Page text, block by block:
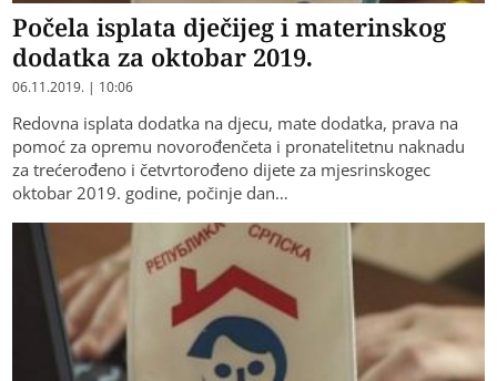
Počela isplata dječijeg i materinskog
dodatka za oktobar 2019.
06.11.2019. | 10:06
Redovna isplata dodatka na djecu, mate dodatka, prava na
pomoć za opremu novorođenčeta i pronatelitetnu naknadu
za trećerođeno i četvrtorođeno dijete za mjesrinskogec
oktobar 2019. godine, počinje dan…